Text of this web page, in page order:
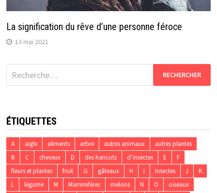
La signification du rêve d’une personne féroce
13 mai 2021
Rechercher :
ÉTIQUETTES
A aigle aliments arbre autres animaux
autres plantes
B
C cheveux D des haricots d’insectes E
F
fleurs et plantes
fruit G gâteaux H I Insectes J
K
L
légume M Mammifères melons N O
oiseaux